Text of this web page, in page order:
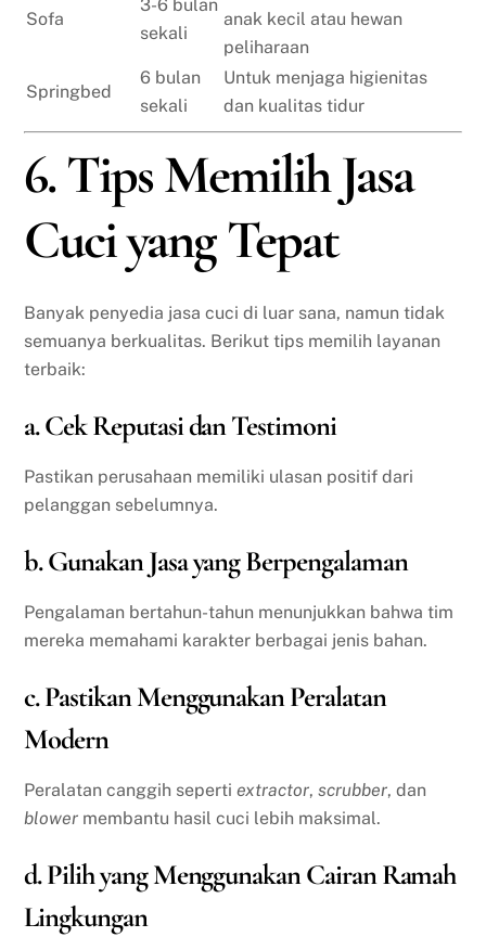
Sofa
3-6 bulan
sekali
anak kecil atau hewan
peliharaan
Springbed
6 bulan
sekali
Untuk menjaga higienitas
dan kualitas tidur
6. Tips Memilih Jasa
Cuci yang Tepat
Banyak penyedia jasa cuci di luar sana, namun tidak
semuanya berkualitas. Berikut tips memilih layanan
terbaik:
a. Cek Reputasi dan Testimoni
Pastikan perusahaan memiliki ulasan positif dari
pelanggan sebelumnya.
b. Gunakan Jasa yang Berpengalaman
Pengalaman bertahun-tahun menunjukkan bahwa tim
mereka memahami karakter berbagai jenis bahan.
c. Pastikan Menggunakan Peralatan
Modern
Peralatan canggih sepertiextractor,scrubber, dan
blower membantu hasil cuci lebih maksimal.
d. Pilih yang Menggunakan Cairan Ramah
Lingkungan